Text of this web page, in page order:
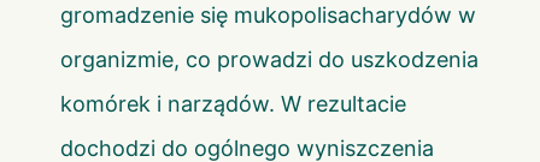
gromadzenie się mukopolisacharydów w
organizmie, co prowadzi do uszkodzenia
komórek i narządów. W rezultacie
dochodzi do ogólnego wyniszczenia